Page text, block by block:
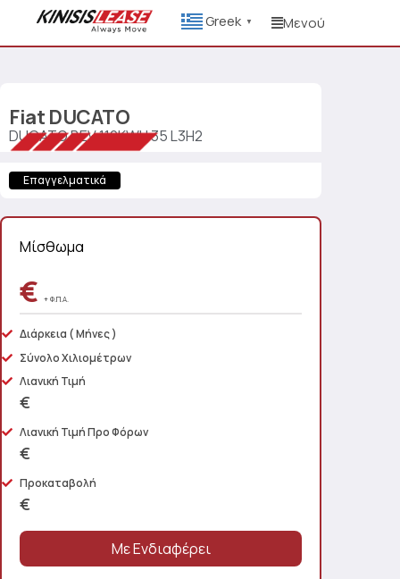
Greek ▼ Μενού
Fiat DUCATO
DUCATO BEV 110KWH 35 L3H2
Επαγγελματικά
Μίσθωμα
€ + Φ.Π.Α.
Διάρκεια ( Μήνες )
Σύνολο Χιλιομέτρων
Λιανική Τιμή
€
Λιανική Τιμή Προ Φόρων
€
Προκαταβολή
€